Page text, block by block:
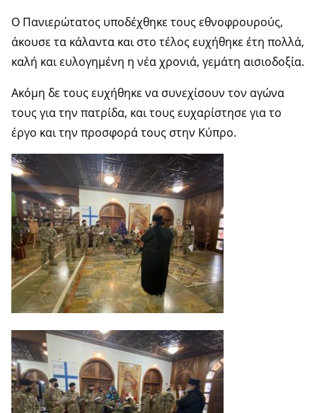
Ο Πανιερώτατος υποδέχθηκε τους εθνοφρουρούς,
άκουσε τα κάλαντα και στο τέλος ευχήθηκε έτη πολλά,
καλή και ευλογημένη η νέα χρονιά, γεμάτη αισιοδοξία.
Ακόμη δε τους ευχήθηκε να συνεχίσουν τον αγώνα
τους για την πατρίδα, και τους ευχαρίστησε για το
έργο και την προσφορά τους στην Κύπρο.